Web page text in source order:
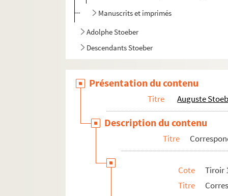
Manuscrits et imprimés
Adolphe Stoeber
Descendants Stoeber
Présentation du contenu
Titre Auguste
Description du contenu
Titre
Cote
Tiroir
Titre